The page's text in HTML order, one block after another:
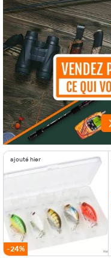
ajouté hier
-24%